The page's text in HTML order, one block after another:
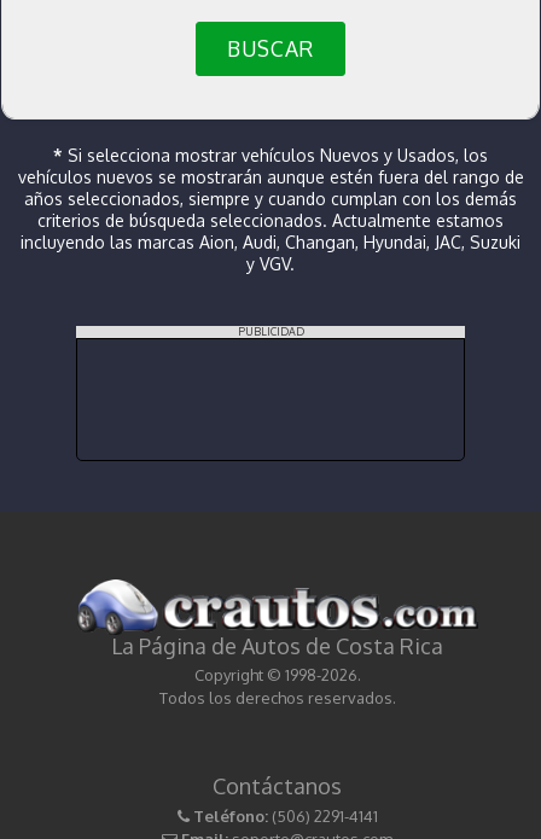
BUSCAR
* Si selecciona mostrar vehículos Nuevos y Usados, los
vehículos nuevos se mostrarán aunque estén fuera del rango de
años seleccionados, siempre y cuando cumplan con los demás
criterios de búsqueda seleccionados. Actualmente estamos
incluyendo las marcas Aion, Audi, Changan, Hyundai, JAC, Suzuki
y VGV.
PUBLICIDAD
La Página de Autos de Costa Rica
Copyright © 1998-2026.
Todos los derechos reservados.
Contáctanos
Teléfono: (506) 2291-4141